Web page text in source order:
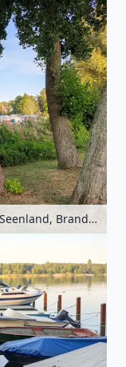
Röblinsee bei Fürstenberg, Ruppiner Seenland, Brandenburg, Deutschland